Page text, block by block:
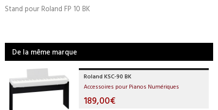
Stand pour Roland FP 10 BK
De la même marque
Roland KSC-90 BK
Accessoires pour Pianos Numériques
189,00€